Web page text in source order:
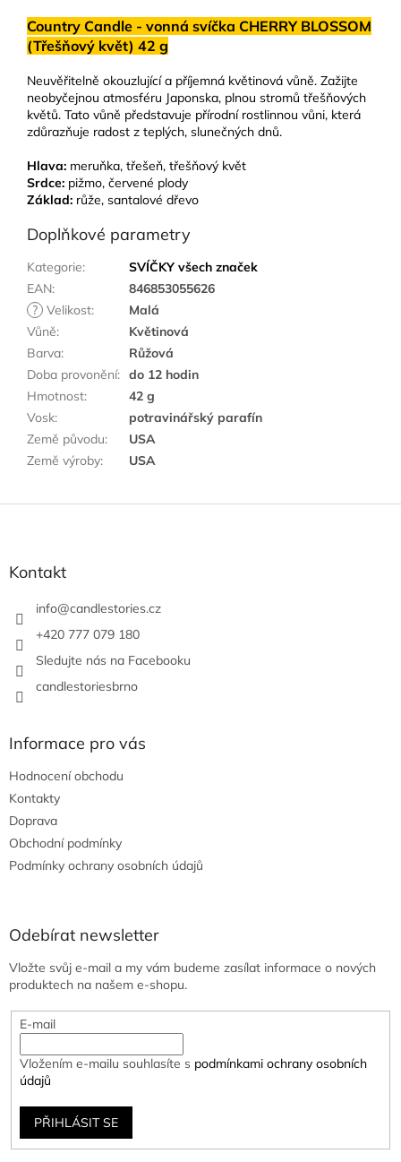
Country Candle - vonná svíčka CHERRY BLOSSOM
(Třešňový květ) 42 g
Neuvěřitelně okouzlující a příjemná květinová vůně. Zažijte
neobyčejnou atmosféru Japonska, plnou stromů třešňových
květů. Tato vůně představuje přírodní rostlinnou vůni, která
zdůrazňuje radost z teplých, slunečných dnů.
Hlava: meruňka, třešeň, třešňový květ
Srdce: pižmo, červené plody
Základ: růže, santalové dřevo
Doplňkové parametry
Kategorie:
SVÍČKY všech značek
EAN:
846853055626
? Velikost:
Malá
Vůně:
Květinová
Barva:
Růžová
Doba provonění: do 12 hodin
Hmotnost:
42 g
Vosk:
potravinářský parafín
Země původu:
USA
Země výroby: USA
Kontakt
info@candlestories.cz
+420 777 079 180
Sledujte nás na Facebooku
candlestoriesbrno
Informace pro vás
Hodnocení obchodu
Kontakty
Doprava
Obchodní podmínky
Podmínky ochrany osobních údajů
Odebírat newsletter
Vložte svůj e-mail a my vám budeme zasílat informace o nových
produktech na našem e-shopu.
E-mail
Vložením e-mailu souhlasíte s podmínkami ochrany osobních
údajů
PŘIHLÁSIT SE